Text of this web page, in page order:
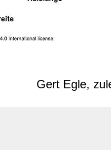
Gert Egle,